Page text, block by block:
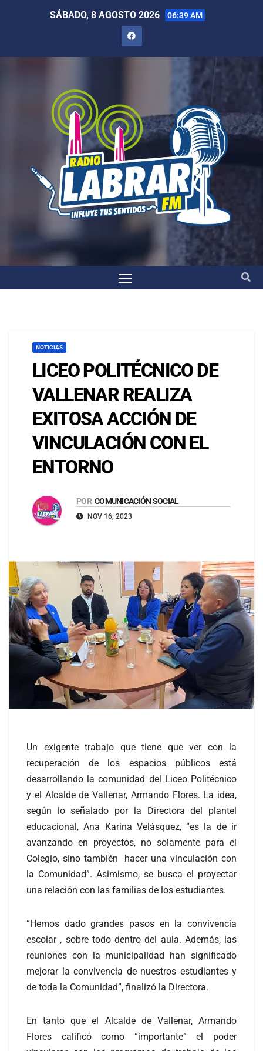
SÁBADO, 8 AGOSTO 2026 06:39 AM
NOTICIAS
LICEO POLITÉCNICO DE
VALLENAR REALIZA
EXITOSA ACCIÓN DE
VINCULACIÓN CON EL
ENTORNO
POR COMUNICACIÓN SOCIAL
NOV 16, 2023
Un exigente trabajo que tiene que ver con la
recuperación de los espacios públicos está
desarrollando la comunidad del Liceo Politécnico
y el Alcalde de Vallenar, Armando Flores. La idea,
según lo señalado por la Directora del plantel
educacional, Ana Karina Velásquez, “es la de ir
avanzando en proyectos, no solamente para el
Colegio, sino también hacer una vinculación con
la Comunidad”. Asimismo, se busca el proyectar
una relación con las familias de los estudiantes.
“Hemos dado grandes pasos en la convivencia
escolar , sobre todo dentro del aula. Además, las
reuniones con la municipalidad han significado
mejorar la convivencia de nuestros estudiantes y
de toda la Comunidad”, finalizó la Directora.
En tanto que el Alcalde de Vallenar, Armando
Flores calificó como “importante” el poder